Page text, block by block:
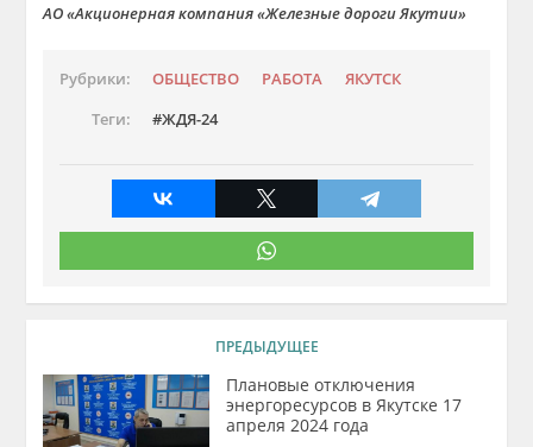
АО «Акционерная компания «Железные дороги Якутии»
Рубрики: ОБЩЕСТВО РАБОТА
ЯКУТСК
Теги:
ЖДЯ-24
ПРЕДЫДУЩЕЕ
Плановые отключения
энергоресурсов в Якутске 17
апреля 2024 года